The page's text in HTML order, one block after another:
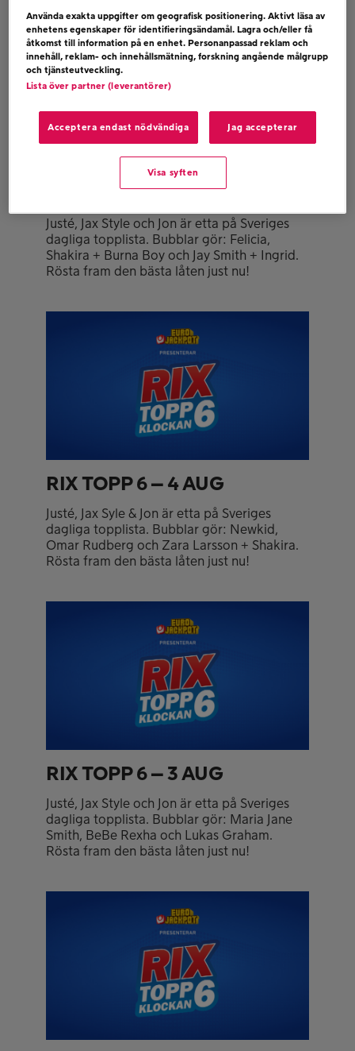
RIX TOPP 6 – 5 AUG
Justé, Jax Style och Jon är etta på Sveriges
dagliga topplista. Bubblar gör: Felicia,
Shakira + Burna Boy och Jay Smith + Ingrid.
Rösta fram den bästa låten just nu!
RIX TOPP 6 – 4 AUG
Justé, Jax Syle & Jon är etta på Sveriges
dagliga topplista. Bubblar gör: Newkid,
Omar Rudberg och Zara Larsson + Shakira.
Rösta fram den bästa låten just nu!
RIX TOPP 6 – 3 AUG
Justé, Jax Style och Jon är etta på Sveriges
dagliga topplista. Bubblar gör: Maria Jane
Smith, BeBe Rexha och Lukas Graham.
Rösta fram den bästa låten just nu!
Använda exakta uppgifter om geografisk positionering. Aktivt läsa av
enhetens egenskaper för identifieringsändamål. Lagra och/eller få
åtkomst till information på en enhet. Personanpassad reklam och
innehåll, reklam- och innehållsmätning, forskning angående målgrupp
och tjänsteutveckling.
Lista över partner (leverantörer)
Acceptera endast nödvändiga Jag accepterar
Visa syften